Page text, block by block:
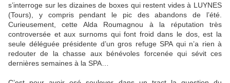
s’interroge sur les dizaines de boxes qui restent vides à LUYNES
(Tours), y compris pendant le pic des abandons de l’été.
Curieusement, cette Alda Roumagnou à la réputation très
controversée et aux surnoms qui font froid dans le dos, est la
seule déléguée présidente d’un gros refuge SPA qui n’a rien à
redouter de la chasse aux bénévoles forcenée qui sévit ces
dernières semaines à la SPA…